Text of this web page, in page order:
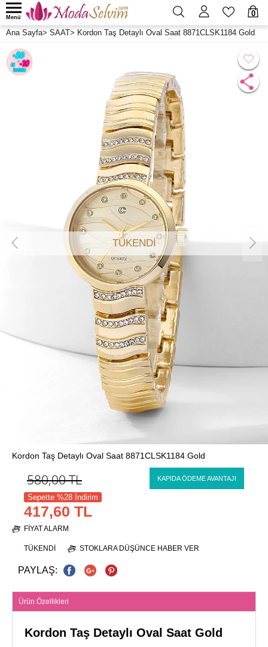
0
Menü
Ana Sayfa> SAAT> Kordon Taş Detaylı Oval Saat 8871CLSK1184 Gold
TÜKENDİ
Kordon Taş Detaylı Oval Saat 8871CLSK1184 Gold
580,00TL KAPIDA ÖDEME AVANTAJI
Sepette %28 İndirim
417,60 TL
FIYAT ALARM
TÜKENDI STOKLARA DÜŞÜNCE HABER VER
PAYLAŞ:
Ürün Özellikleri
Kordon Taş Detaylı Oval Saat Gold